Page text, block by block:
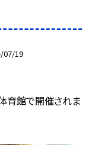
07/19
育館で開催されま